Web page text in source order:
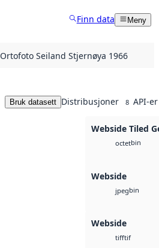
Finn data Meny
Ortofoto Seiland Stjernøya 1966
Bruk datasett Distribusjoner 8 API-er
Webside Tiled
octetbin
Webside
jpegbin
Webside
tifftif